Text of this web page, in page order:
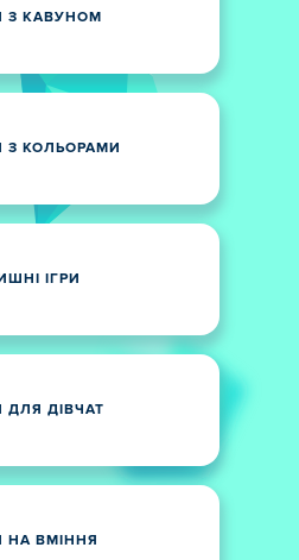
З КАВУНОМ
З КОЛЬОРАМИ
ІГРИ
ДЛЯ ДІВЧАТ
НА ВМІННЯ